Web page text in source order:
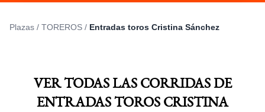
Plazas / TOREROS / Entradas toros Cristina Sánchez
VER TODAS LAS CORRIDAS DE
ENTRADAS TOROS CRISTINA